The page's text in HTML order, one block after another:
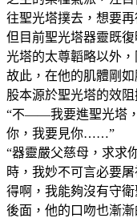
往聖光塔撲去，想要再
但目前聖光塔器靈既
光塔的太尊韜略以外
故此，在他的肌體剛
股本源於聖光塔的效
“不——我要進聖光塔
你，我要見你……”
“器靈嚴父慈母，求求
時，我妙不可言必要
得啊，我能夠沒有守
後面，他的口吻也漸漸